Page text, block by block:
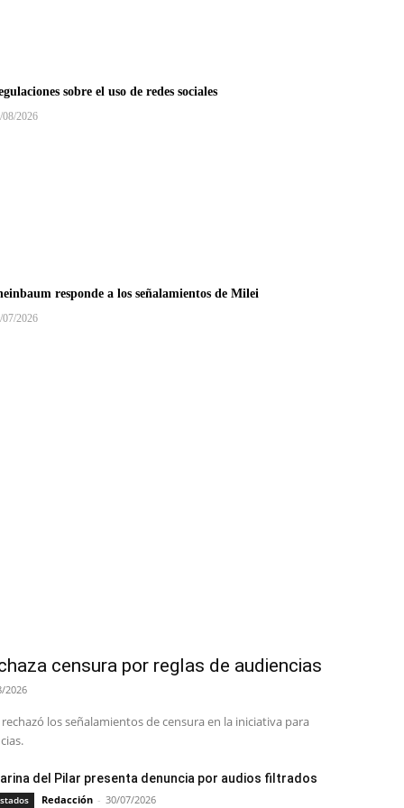
sobre el uso de redes sociales
08/2026
responde a los señalamientos de Milei
07/2026
censura por reglas de audiencias
2026
los señalamientos de censura en la iniciativa para
del Pilar presenta denuncia por audios filtrados
Redacción - 30/07/2026